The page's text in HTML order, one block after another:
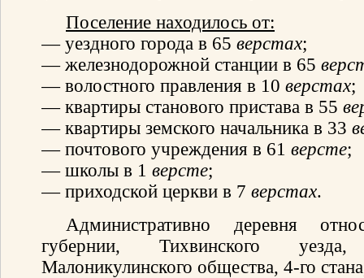
Поселение находилось от:
— уездного города в 65 верстах;
— железнодорожной станции в 65
— волостного правления в 10 верстах;
— квартиры станового пристава в 55
— квартиры земского начальника в 33
— почтового учреждения в 61 версте;
— школы в 1 версте;
— приходской церкви в 7 верстах.
Административно деревня
губернии, Тихвинского
Малоникулинского общества, 4-го